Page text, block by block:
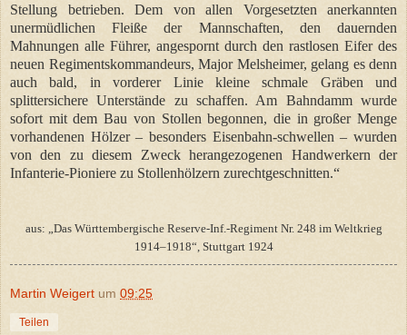
Stellung betrieben. Dem von allen Vorgesetzten anerkannten
unermüdlichen Fleiße der Mannschaften, den dauernden
Mahnungen alle Führer, angespornt durch den rastlosen Eifer des
neuen Regimentskommandeurs, Major Melsheimer, gelang es denn
auch bald, in vorderer Linie kleine schmale Gräben und
splittersichere Unterstände zu schaffen. Am Bahndamm wurde
sofort mit dem Bau von Stollen begonnen, die in großer Menge
vorhandenen Hölzer – besonders Eisenbahn-schwellen – wurden
von den zu diesem Zweck herangezogenen Handwerkern der
Infanterie-Pioniere zu Stollenhölzern zurechtgeschnitten.“
aus: „Das Württembergische Reserve-Inf.-Regiment Nr. 248 im Weltkrieg
1914–1918“, Stuttgart 1924
Martin Weigert um 09:25
Teilen